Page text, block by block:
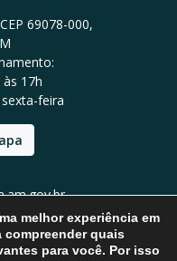
69078-000,
17h
feira
melhor experiência em
compreender quais
para você. Por isso